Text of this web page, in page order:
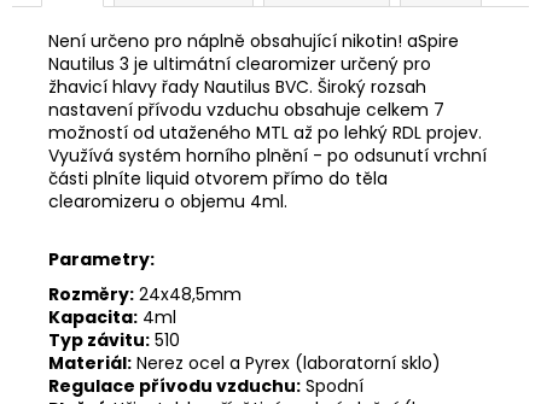
Není určeno pro náplně obsahující nikotin! aSpire
Nautilus 3 je ultimátní clearomizer určený pro
žhavicí hlavy řady Nautilus BVC. Široký rozsah
nastavení přívodu vzduchu obsahuje celkem 7
možností od utaženého MTL až po lehký RDL projev.
Využívá systém horního plnění - po odsunutí vrchní
části plníte liquid otvorem přímo do těla
clearomizeru o objemu 4ml.
Parametry:
Rozměry: 24x48,5mm
Kapacita: 4ml
Typ závitu: 510
Materiál: Nerez ocel a Pyrex (laboratorní sklo)
Regulace přívodu vzduchu: Spodní